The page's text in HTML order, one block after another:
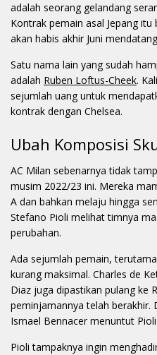
adalah seorang gelandang
Kontrak pemain asal Jepang
akan habis akhir Juni
Satu nama lain yang sudah
adalah Ruben Loftus-Cheek.
sejumlah uang untuk
kontrak dengan Chelsea.
Ubah Komposisi
AC Milan sebenarnya tidak
musim 2022/23 ini. Mereka
A dan bahkan melaju hingga
Stefano Pioli melihat timnya
perubahan.
Ada sejumlah pemain,
kurang maksimal. Charles de
Diaz juga dipastikan pulang ke
peminjamannya telah berakhir.
Ismael Bennacer menuntut
Pioli tampaknya ingin